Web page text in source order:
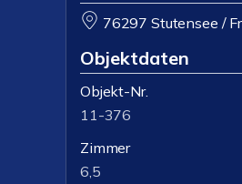
76297 Stutensee /
Objektdaten
Objekt-Nr.
11-376
Zimmer
6,5